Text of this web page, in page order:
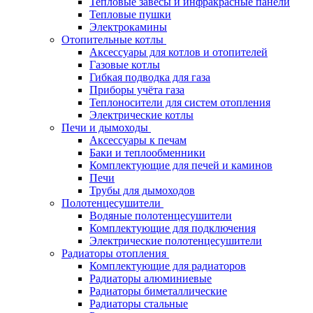
Тепловые пушки
Электрокамины
Отопительные котлы
Аксессуары для котлов и отопителей
Газовые котлы
Гибкая подводка для газа
Приборы учёта газа
Теплоносители для систем отопления
Электрические котлы
Печи и дымоходы
Аксессуары к печам
Баки и теплообменники
Комплектующие для печей и каминов
Печи
Трубы для дымоходов
Полотенцесушители
Водяные полотенцесушители
Комплектующие для подключения
Электрические полотенцесушители
Радиаторы отопления
Комплектующие для радиаторов
Радиаторы алюминиевые
Радиаторы биметаллические
Радиаторы стальные